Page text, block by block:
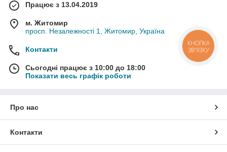
Працює з 13.04.2019
м. Житомир
просп. Незалежності 1, Житомир, Україна
Контакти
Сьогодні працює з 10:00 до 18:00
Показати весь графік роботи
Про нас
Контакти
КНОПКА
ЗВ'ЯЗКУ